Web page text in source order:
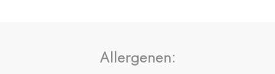
Allergenen: